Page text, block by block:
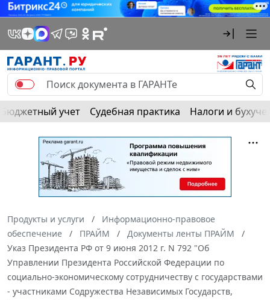
Бюджетный учет Судебная практика Налоги и
Продукты и услуги
Информационно-правовое
обеспечение
ПРАЙМ
Документы ленты ПРАЙМ
Указ Президента РФ от 9 июня 2012 г. N 792 "Об
Управлении Президента Российской Федерации по
социально-экономическому сотрудничеству с государствами
- участниками Содружества Независимых Государств,